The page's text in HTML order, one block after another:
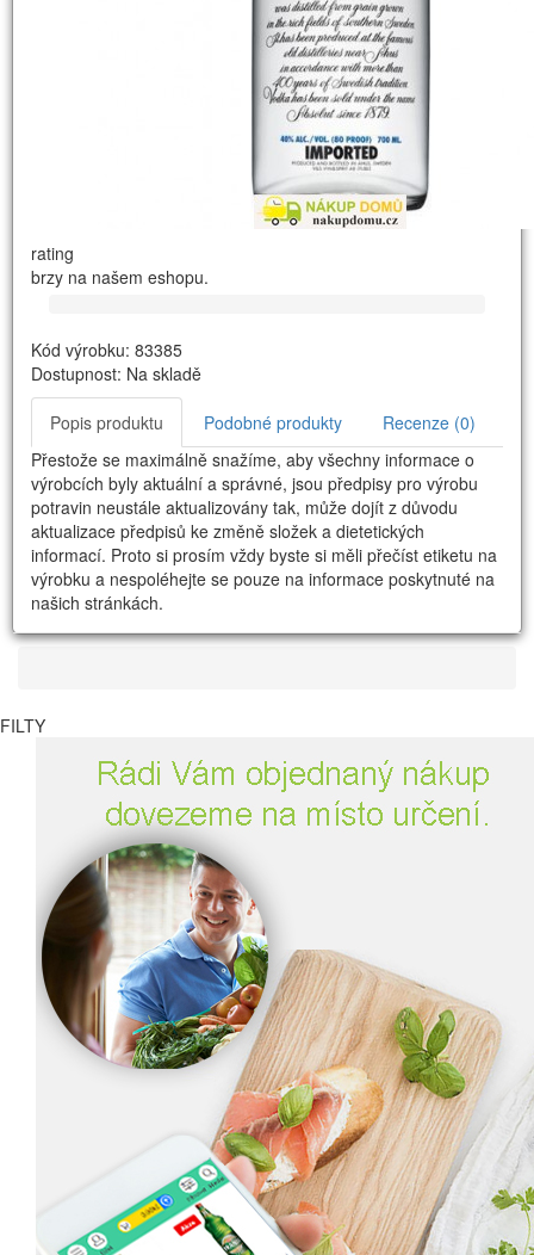
rating
brzy na našem eshopu.
Kód výrobku: 83385
Dostupnost: Na skladě
Popis produktu Podobné produkty
Recenze (0)
Přestože se maximálně snažíme, aby všechny informace o
výrobcích byly aktuální a správné, jsou předpisy pro výrobu
potravin neustále aktualizovány tak, může dojít z důvodu
aktualizace předpisů ke změně složek a dietetických
informací. Proto si prosím vždy byste si měli přečíst etiketu na
výrobku a nespoléhejte se pouze na informace poskytnuté na
našich stránkách.
FILTY